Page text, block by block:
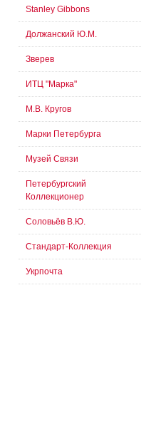
Stanley Gibbons
Должанский Ю.М.
Зверев
ИТЦ "Марка"
М.В. Кругов
Марки Петербурга
Музей Связи
Петербургский
Коллекционер
Соловьёв В.Ю.
Стандарт-Коллекция
Укрпочта